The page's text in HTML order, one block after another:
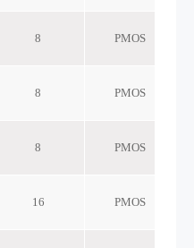
8 PMOS
8 PMOS
8 PMOS
16 PMOS